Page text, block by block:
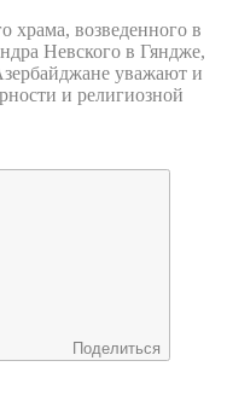
храма, возведенного в
Невского в Гяндже,
уважают и
и религиозной
Поделиться